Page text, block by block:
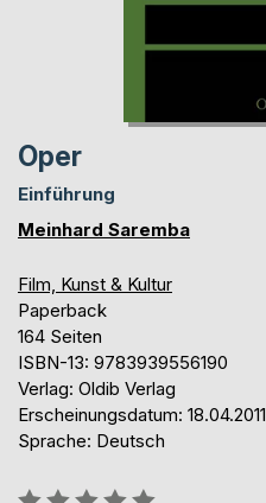
Oper
Einführung
Meinhard Saremba
Film, Kunst & Kultur
Paperback
164 Seiten
ISBN-13: 9783939556190
Verlag: Oldib Verlag
Erscheinungsdatum: 18.04.2011
Sprache: Deutsch
Bewertung::